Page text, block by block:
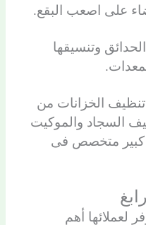
على اصعب البقع.
وتنسيقها
تنظيف الخزانات من
السجاد والموكيت
متخصص فى
لعملائها أهم